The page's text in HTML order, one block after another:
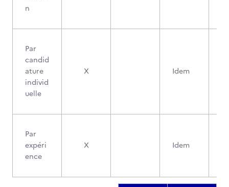
n
Par
candid
ature
individ
uelle
X Idem
Par
expéri
ence
X Idem